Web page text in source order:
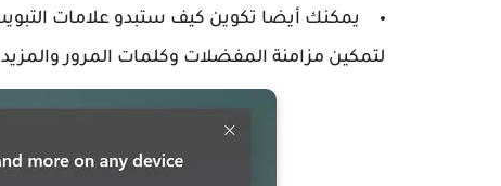
لتمكين مزامنة المفضلات وكلمات المرور والمزيد